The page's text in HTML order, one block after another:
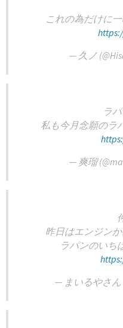
これの為だけに
— 久ノ
ラ
私も今月念願のラ
— 爽瑠
昨日はエンジン
ラパンのいち
— まいるやさん